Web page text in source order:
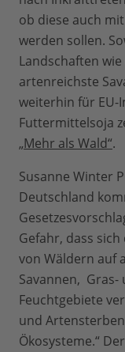
ob diese auch
werden sollen.
Landschaften
artenreichste
weiterhin für EU-
Futtermittelsoja
„Mehr als Wald“.
Susanne Winter
Deutschland
Gefahr, dass
von Wäldern auf
Savannen, Gras-
Feuchtgebiete
und
Ökosysteme.“